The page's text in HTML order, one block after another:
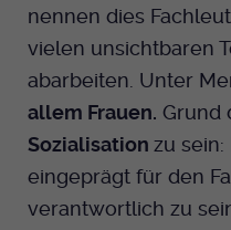
nennen dies
vielen unsichtbaren
abarbeiten. Unter
allem Frauen. Grund
Sozialisation zu sein:
eingeprägt für den
verantwortlich zu
Zweck
Dient zur
nach